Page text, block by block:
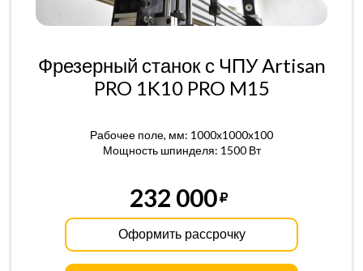
Фрезерный станок с ЧПУ Artisan
PRO 1K10 PRO M15
Рабочее поле, мм: 1000x1000x100
Мощность шпинделя: 1500 Вт
232 000
Оформить рассрочку